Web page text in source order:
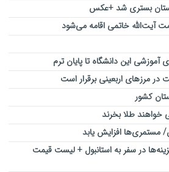
بستری شد +عکس
آیت‌الله خاتمی اقامه می‌شود
این دانشگاه تا پایان ترم
در مرزهای اربعینی برقرار است‌
طلا بخرند
مستمری‌ها افزایش یابد
در سفر به استانبول + لیست قیمت